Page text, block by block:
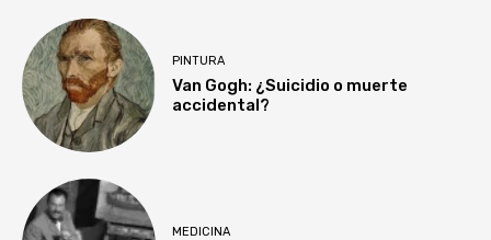
PINTURA
Van Gogh: ¿Suicidio o muerte
accidental?
MEDICINA